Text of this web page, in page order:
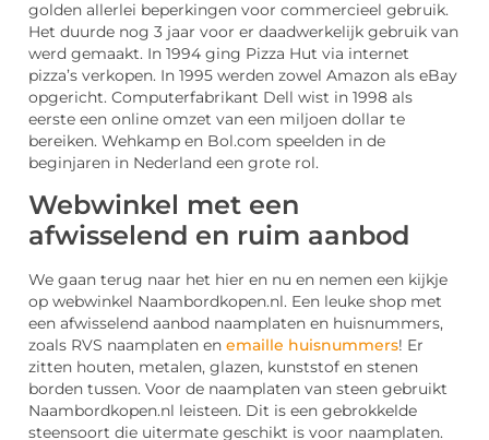
golden allerlei beperkingen voor commercieel gebruik.
Het duurde nog 3 jaar voor er daadwerkelijk gebruik van
werd gemaakt. In 1994 ging Pizza Hut via internet
pizza’s verkopen. In 1995 werden zowel Amazon als eBay
opgericht. Computerfabrikant Dell wist in 1998 als
eerste een online omzet van een miljoen dollar te
bereiken. Wehkamp en Bol.com speelden in de
beginjaren in Nederland een grote rol.
Webwinkel met een
afwisselend en ruim aanbod
We gaan terug naar het hier en nu en nemen een kijkje
op webwinkel Naambordkopen.nl. Een leuke shop met
een afwisselend aanbod naamplaten en huisnummers,
zoals RVS naamplaten en emaille huisnummers! Er
zitten houten, metalen, glazen, kunststof en stenen
borden tussen. Voor de naamplaten van steen gebruikt
Naambordkopen.nl leisteen. Dit is een gebrokkelde
steensoort die uitermate geschikt is voor naamplaten.